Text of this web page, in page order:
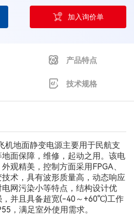
加入询价单
产品特点
技术规格
机地面静变电源主要用于民航支
面保障，维修，起动之用。该电
观精美，控制方面采用FPGA、
术，具有波形质量高，动态响应
网污染小等特点，结构设计优
并且具备超宽(-40～+60℃)工作
，满足室外使用需求。